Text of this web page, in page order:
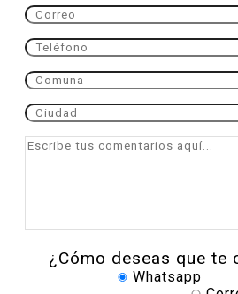
¿Cómo deseas que te
Whatsapp